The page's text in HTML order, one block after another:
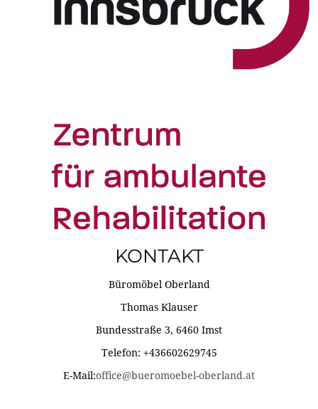
KONTAKT
Büromöbel Oberland
Thomas Klauser
Bundesstraße 3, 6460 Imst
Telefon: +436602629745
E-Mail:office@bueromoebel-oberland.at